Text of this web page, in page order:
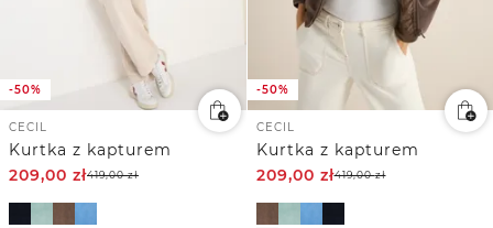
-50%
CECIL
Kurtka z kapturem
209,00 zł419,00zł
-50%
CECIL
Kurtka z kapturem
209,00 zł419,00zł